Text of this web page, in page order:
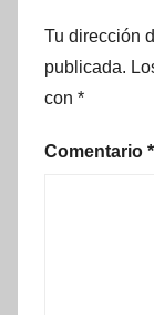
Tu dirección
publicada.
con *
Comentario *